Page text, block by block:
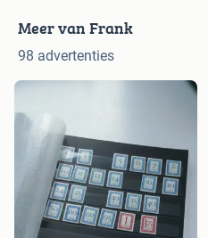
Meer van Frank
98 advertenties